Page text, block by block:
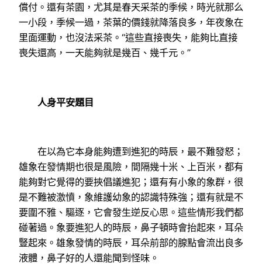
償付。還有茶園，尤其是春天采茶的季候，時光就那么
一小段，季候一過，茶葉的價錢就降落良多，年夜象在
里面運動，也沒法采茶。“這些直接喪失，能夠比直接
喪失還高，一天能夠就是幾百、幾千元。”
人身平安題目
在以為它本身能夠遭到進犯的時辰，最不難發怒；
雄象在發情期也很是風險，間隔幾十米、上百米，都有
能夠對它覺得的要挾倡議進犯；還有有小象的象群，很
是不難被激憤，象維護幼象的認識特殊強；還有就是不
要圍不雅、驅逐，它會發生逆反心思。這些情形我們都
碰著過。象要進犯人的時辰，鼻子頓時會抬起來，耳朵
豎起來。雄象發情的時辰，耳朵前部的腺點會流出良多
液體，鼻子好的人還能聞到怪味。